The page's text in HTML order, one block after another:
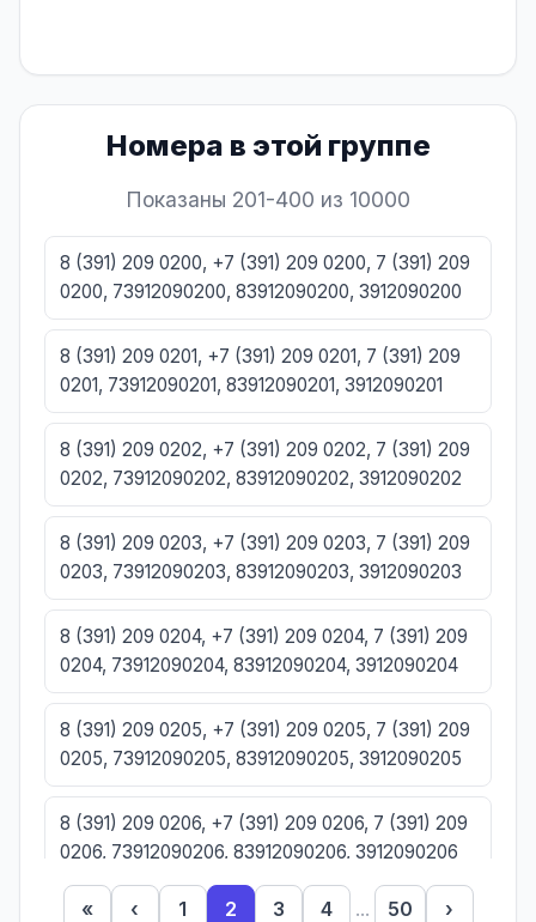
Номера в этой группе
Показаны 201-400 из 10000
8 (391) 209 0200, +7 (391) 209 0200, 7 (391) 209
0200, 73912090200, 83912090200, 3912090200
8 (391) 209 0201, +7 (391) 209 0201, 7 (391) 209
0201, 73912090201, 83912090201, 3912090201
8 (391) 209 0202, +7 (391) 209 0202, 7 (391) 209
0202, 73912090202, 83912090202, 3912090202
8 (391) 209 0203, +7 (391) 209 0203, 7 (391) 209
0203, 73912090203, 83912090203, 3912090203
8 (391) 209 0204, +7 (391) 209 0204, 7 (391) 209
0204, 73912090204, 83912090204, 3912090204
8 (391) 209 0205, +7 (391) 209 0205, 7 (391) 209
0205, 73912090205, 83912090205, 3912090205
8 (391) 209 0206, +7 (391) 209 0206, 7 (391) 209
0206, 73912090206, 83912090206, 3912090206
8 (391) 209 0207, +7 (391) 209 0207, 7 (391) 209
« ‹ 1 2 3 4 ... 50
›